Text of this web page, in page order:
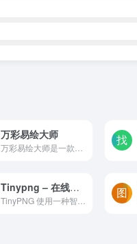
万彩易绘大师
Tinypng – 在线智能压缩您的WebP、JPEG和PNG图片